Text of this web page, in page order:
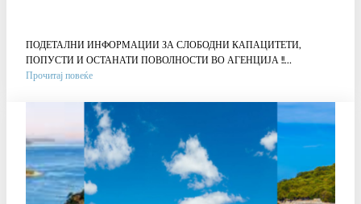
ПОДЕТАЛНИ ИНФОРМАЦИИ ЗА СЛОБОДНИ КАПАЦИТЕТИ,
ПОПУСТИ И ОСТАНАТИ ПОВОЛНОСТИ ВО АГЕНЦИЈА !!…
Прочитај повеќе:
DIAMOND
–
КСАМИЛ